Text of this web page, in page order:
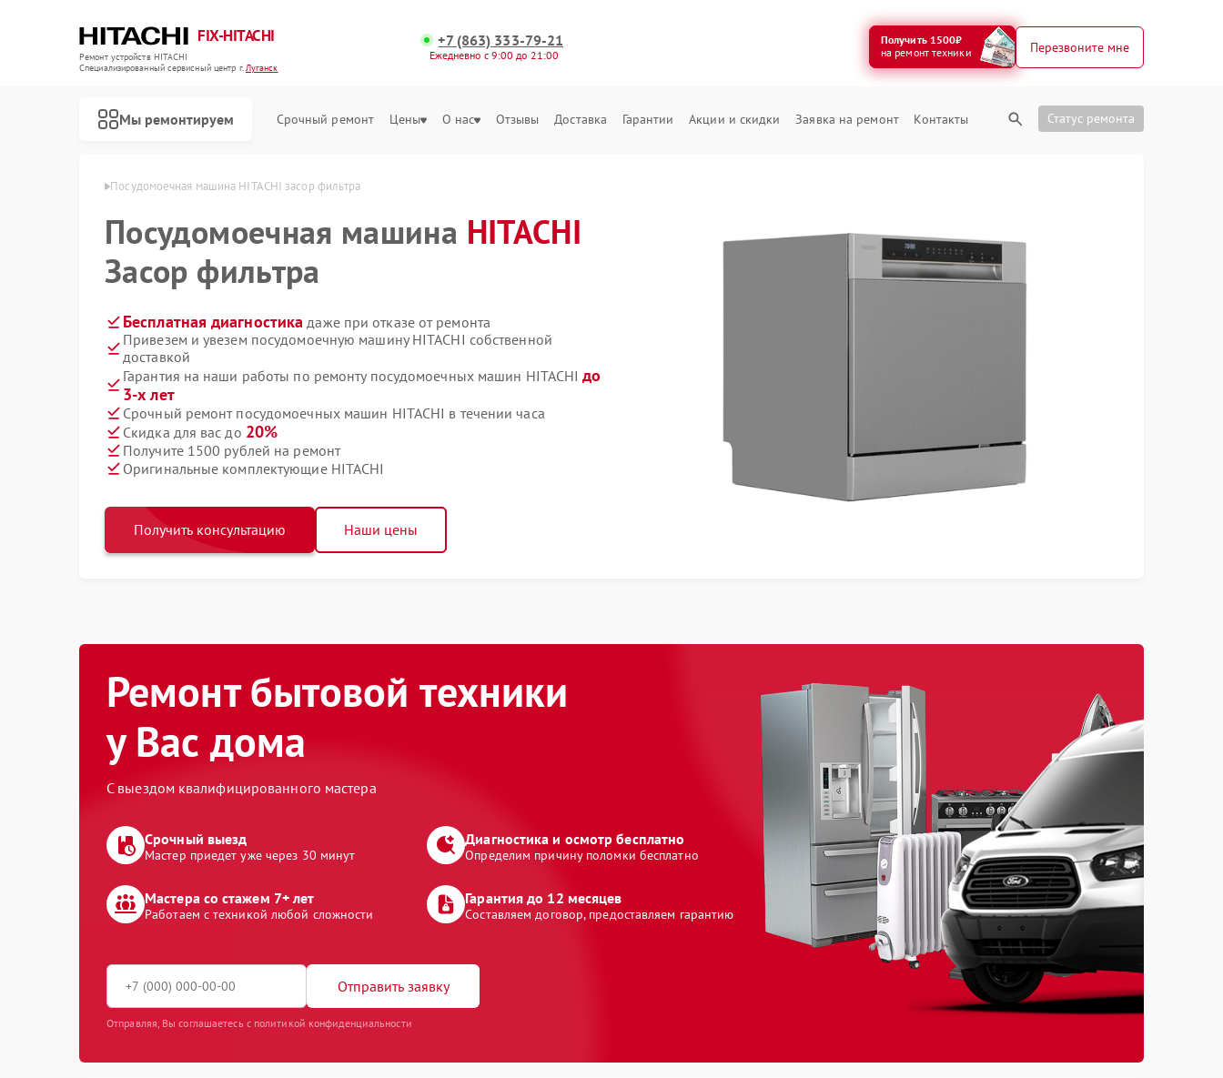
FIX-HITACHI
Ремонт устройств HITACHI
Специализированный cервисный центр г.Луганск
+7 (863) 333-79-21
Ежедневно с 9:00 до 21:00
Получить 1500₽
на ремонт техники
Перезвоните мне
Мы ремонтируем Срочный ремонт Цены О нас Отзывы Доставка Гарантии Акции и скидки Заявка на ремонт Контакты Статус ремонта
в Луганске Посудомоечная машина HITACHI засор фильтра
Посудомоечная машина HITACHI
Засор фильтра
Бесплатная диагностика даже при отказе от ремонта
Привезем и увезем посудомоечную машину HITACHI собственной
доставкой
Гарантия на наши работы по ремонту посудомоечных машин HITACHIдо
3-х лет
Срочный ремонт посудомоечных машин HITACHI в течении часа
Скидка для вас до 20%
Получите 1500 рублей на ремонт
Оригинальные комплектующие HITACHI
Получить консультацию Наши цены
Ремонт бытовой техники
у Вас дома
С выездом квалифицированного мастера
Срочный выезд
Мастер приедет уже через 30 минут
Диагностика и осмотр бесплатно
Определим причину поломки бесплатно
Мастера со стажем 7+ лет
Работаем с техникой любой сложности
Гарантия до 12 месяцев
Составляем договор, предоставляем гарантию
Отправить заявку
Отправляя, Вы соглашаетесь с политикой конфиденциальности